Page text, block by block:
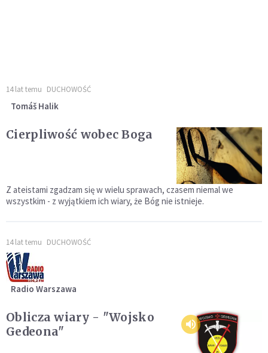
14 lat temu DUCHOWOŚĆ
Tomáš Halik
Cierpliwość wobec Boga
Z ateistami zgadzam się w wielu sprawach, czasem niemal we
wszystkim - z wyjątkiem ich wiary, że Bóg nie istnieje.
14 lat temu DUCHOWOŚĆ
Radio Warszawa
Oblicza wiary - "Wojsko
Gedeona"